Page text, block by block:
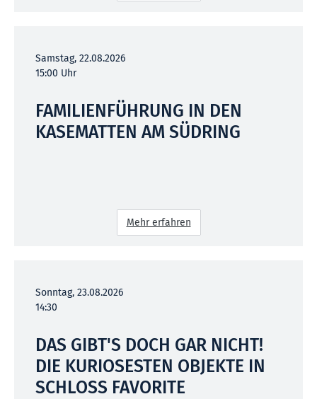
Samstag, 22.08.2026
15:00 Uhr
FAMILIENFÜHRUNG IN DEN
KASEMATTEN AM SÜDRING
Mehr erfahren
Sonntag, 23.08.2026
14:30
DAS GIBT'S DOCH GAR NICHT!
DIE KURIOSESTEN OBJEKTE IN
SCHLOSS FAVORITE